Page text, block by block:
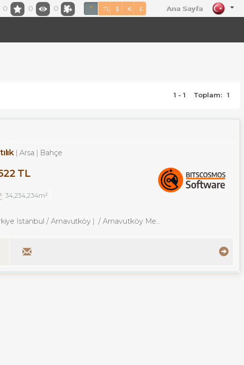
0 0 0 * TL $ € £ Ana Sayfa
1 - 1 Toplam: 1
Arsa Bahçe
TL
34,234,234m²
İstanbul / Arnavutköy / Arnavutköy Merkez Mah.